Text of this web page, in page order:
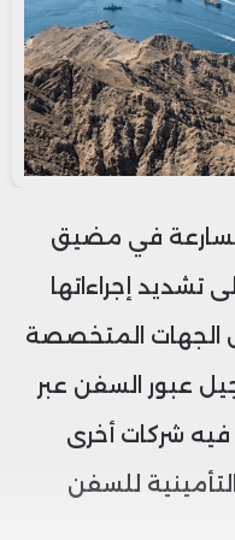
في مضيق
تشديد إجراءاتها
الجهات المتخصصة
عبور السفن عبر
فيه شركات أخرى
للسفن